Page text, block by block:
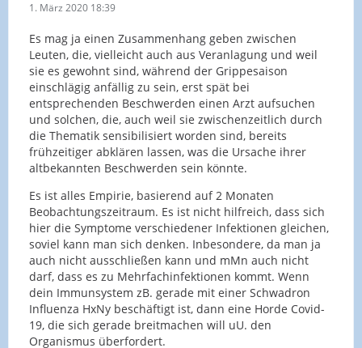
1. März 2020 18:39
Es mag ja einen Zusammenhang geben zwischen
Leuten, die, vielleicht auch aus Veranlagung und weil
sie es gewohnt sind, während der Grippesaison
einschlägig anfällig zu sein, erst spät bei
entsprechenden Beschwerden einen Arzt aufsuchen
und solchen, die, auch weil sie zwischenzeitlich durch
die Thematik sensibilisiert worden sind, bereits
frühzeitiger abklären lassen, was die Ursache ihrer
altbekannten Beschwerden sein könnte.
Es ist alles Empirie, basierend auf 2 Monaten
Beobachtungszeitraum. Es ist nicht hilfreich, dass sich
hier die Symptome verschiedener Infektionen gleichen,
soviel kann man sich denken. Inbesondere, da man ja
auch nicht ausschließen kann und mMn auch nicht
darf, dass es zu Mehrfachinfektionen kommt. Wenn
dein Immunsystem zB. gerade mit einer Schwadron
Influenza HxNy beschäftigt ist, dann eine Horde Covid-
19, die sich gerade breitmachen will uU. den
Organismus überfordert.